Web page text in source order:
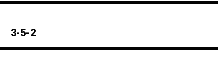
3-5-2